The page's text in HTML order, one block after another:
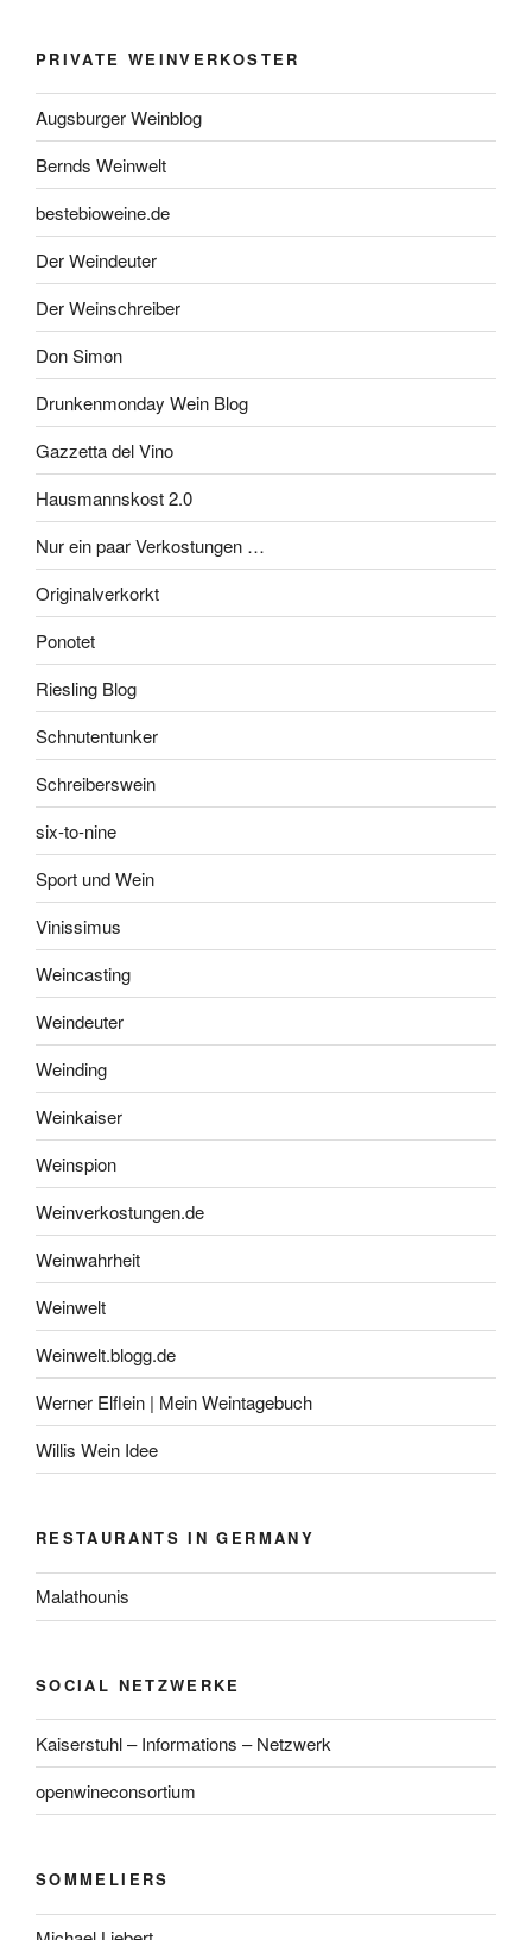
PRIVATE WEINVERKOSTER
Augsburger Weinblog
Bernds Weinwelt
bestebioweine.de
Der Weindeuter
Der Weinschreiber
Don Simon
Drunkenmonday Wein Blog
Gazzetta del Vino
Hausmannskost 2.0
Nur ein paar Verkostungen …
Originalverkorkt
Ponotet
Riesling Blog
Schnutentunker
Schreiberswein
six-to-nine
Sport und Wein
Vinissimus
Weincasting
Weindeuter
Weinding
Weinkaiser
Weinspion
Weinverkostungen.de
Weinwahrheit
Weinwelt
Weinwelt.blogg.de
Werner Elflein | Mein Weintagebuch
Willis Wein Idee
RESTAURANTS IN GERMANY
Malathounis
SOCIAL NETZWERKE
Kaiserstuhl – Informations – Netzwerk
openwineconsortium
SOMMELIERS